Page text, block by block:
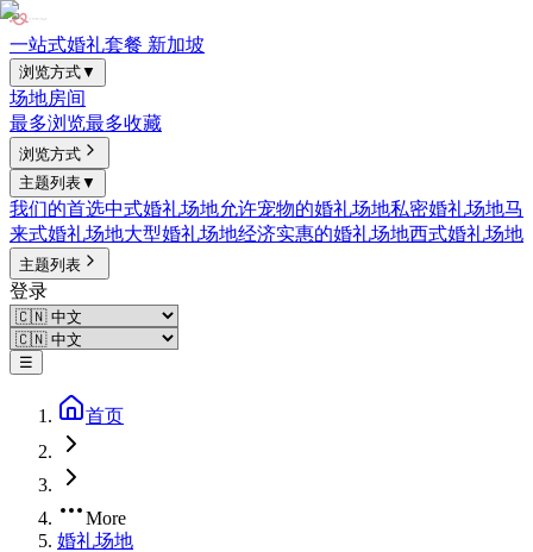
一站式婚礼套餐 新加坡
浏览方式▼
场地房间
最多浏览最多收藏
浏览方式
主题列表▼
我们的首选中式婚礼场地允许宠物的婚礼场地私密婚礼场地马
来式婚礼场地大型婚礼场地经济实惠的婚礼场地西式婚礼场地
主题列表
登录
☰
首页
More
婚礼场地